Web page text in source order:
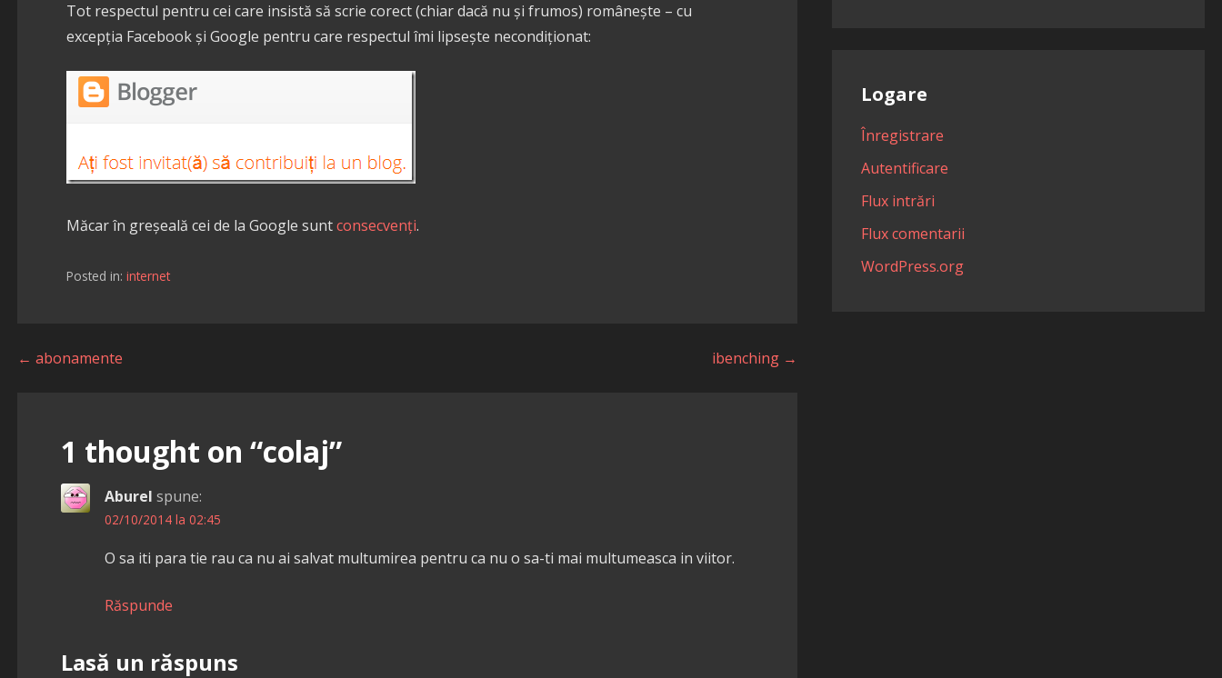
Tot respectul pentru cei care insistă să scrie corect (chiar dacă nu și frumos) românește – cu
excepția Facebook și Google pentru care respectul îmi lipsește necondiționat:
Măcar în greșeală cei de la Google suntconsecvenți.
Posted in: internet
Navigare
articole
← abonamente ibenching →
1 thought on “colaj”
Aburel spune:
02/10/2014 la 02:45
O sa iti para tie rau ca nu ai salvat multumirea pentru ca nu o sa-ti mai multumeasca in viitor.
Răspunde
Lasă un răspuns
Logare
Înregistrare
Autentificare
Flux intrări
Flux comentarii
WordPress.org